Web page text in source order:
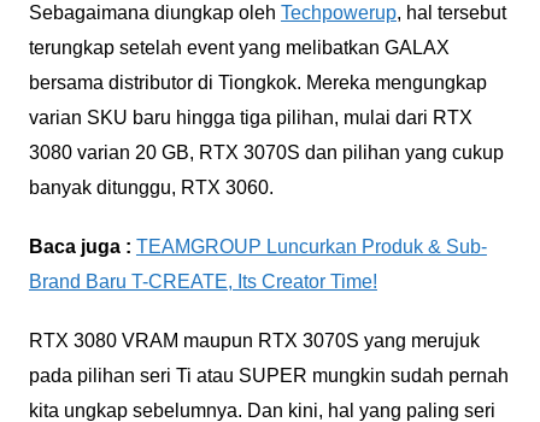
Sebagaimana diungkap oleh Techpowerup, hal tersebut
terungkap setelah event yang melibatkan GALAX
bersama distributor di Tiongkok. Mereka mengungkap
varian SKU baru hingga tiga pilihan, mulai dari RTX
3080 varian 20 GB, RTX 3070S dan pilihan yang cukup
banyak ditunggu, RTX 3060.
Baca juga : TEAMGROUP Luncurkan Produk & Sub-
Brand Baru T-CREATE, Its Creator Time!
RTX 3080 VRAM maupun RTX 3070S yang merujuk
pada pilihan seri Ti atau SUPER mungkin sudah pernah
kita ungkap sebelumnya. Dan kini, hal yang paling seri